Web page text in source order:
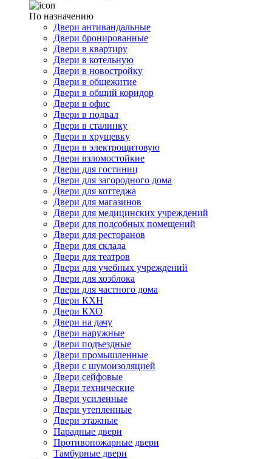
По назначению
Двери антивандальные
Двери бронированные
Двери в квартиру
Двери в котельную
Двери в новостройку
Двери в общежитие
Двери в общий коридор
Двери в офис
Двери в подвал
Двери в сталинку
Двери в хрущевку
Двери в электрощитовую
Двери взломостойкие
Двери для гостиниц
Двери для загородного дома
Двери для коттеджа
Двери для магазинов
Двери для медицинских учреждений
Двери для подсобных помещений
Двери для ресторанов
Двери для склада
Двери для театров
Двери для учебных учреждений
Двери для хозблока
Двери для частного дома
Двери КХН
Двери КХО
Двери на дачу
Двери наружные
Двери подъездные
Двери промышленные
Двери с шумоизоляцией
Двери сейфовые
Двери технические
Двери усиленные
Двери утепленные
Двери этажные
Парадные двери
Противопожарные двери
Тамбурные двери